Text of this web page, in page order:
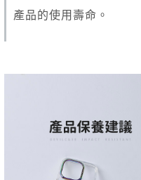
產品的使用壽命。